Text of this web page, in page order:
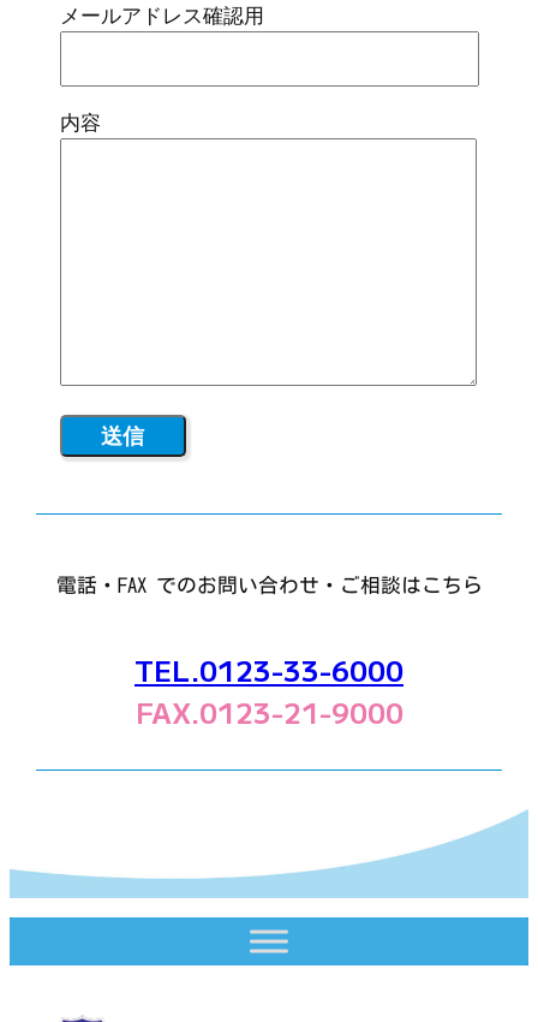
メールアドレス確認用
内容
電話・FAX でのお問い合わせ・ご相談はこちら
TEL.0123-33-6000
FAX.0123-21-9000